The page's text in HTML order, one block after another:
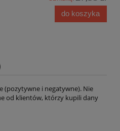
do koszyka
(pozytywne i negatywne). Nie
od klientów, którzy kupili dany